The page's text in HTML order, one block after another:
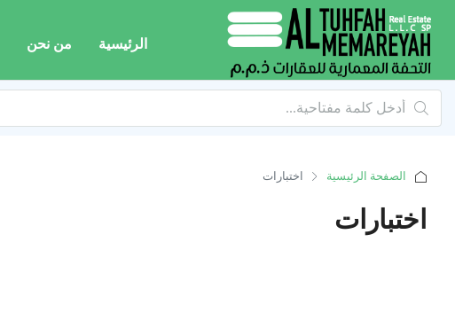
الرئيسية من نحن
الصفحة الرئيسية اختبارات
اختبارات